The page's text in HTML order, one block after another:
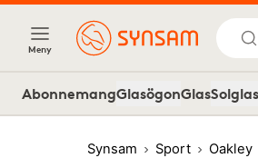
Meny
AbonnemangGlasögonGlas
Synsam Sport Oakley